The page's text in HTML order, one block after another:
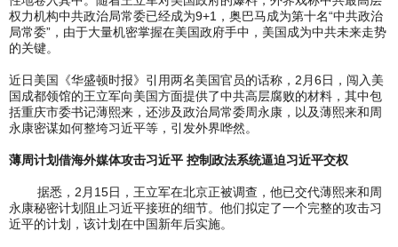
权力机构中共政治局常委已经成为9+1，奥巴马成为第十名“中共政治
局常委”，由于大量机密掌握在美国政府手中，美国成为中共未来走势
的关键。
近日美国《华盛顿时报》引用两名美国官员的话称，2月6日，闯入美
国成都领馆的王立军向美国方面提供了中共高层腐败的材料，其中包
括重庆市委书记薄熙来，还涉及政治局常委周永康，以及薄熙来和周
永康密谋如何整垮习近平等，引发外界哗然。
薄周计划借海外媒体攻击习近平 控制政法系统逼迫习近平交权
据悉，2月15日，王立军在北京正被调查，他已交代薄熙来和周
永康秘密计划阻止习近平接班的细节。他们拟定了一个完整的攻击习
近平的计划，该计划在中国新年后实施。